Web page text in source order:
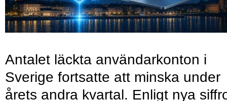
Antalet läckta användarkonton i
Sverige fortsatte att minska under
årets andra kvartal. Enligt nya